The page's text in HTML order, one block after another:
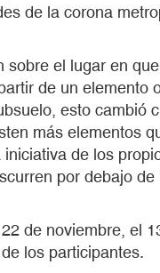
de la corona
el lugar en
de un
esto
más elementos
de los
por debajo
de noviembre, el
los participantes.